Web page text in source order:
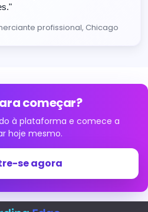
profissional, Chicago
começar?
à plataforma e comece a
hoje mesmo.
se agora